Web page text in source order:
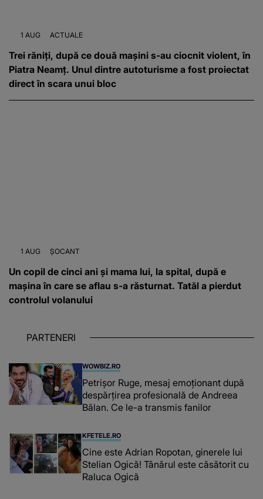
1 AUG ACTUALE
Trei răniți, după ce două mașini s-au ciocnit violent, în
Piatra Neamț. Unul dintre autoturisme a fost proiectat
direct în scara unui bloc
1 AUG ȘOCANT
Un copil de cinci ani și mama lui, la spital, după e
mașina în care se aflau s-a răsturnat. Tatăl a pierdut
controlul volanului
PARTENERI
WOWBIZ.RO
Petrișor Ruge, mesaj emoționant după
despărțirea profesională de Andreea
Bălan. Ce le-a transmis fanilor
KFETELE.RO
Cine este Adrian Ropotan, ginerele lui
Stelian Ogică! Tânărul este căsătorit cu
Raluca Ogică